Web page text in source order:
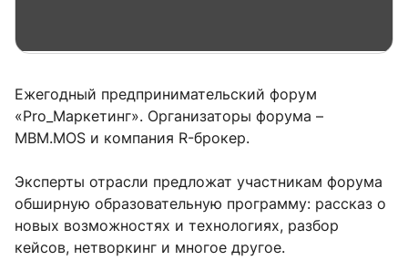
Ежегодный предпринимательский форум
«Pro_Маркетинг». Организаторы форума –
MBM.MOS и компания R-брокер.
Эксперты отрасли предложат участникам форума
обширную образовательную программу: рассказ о
новых возможностях и технологиях, разбор
кейсов, нетворкинг и многое другое.